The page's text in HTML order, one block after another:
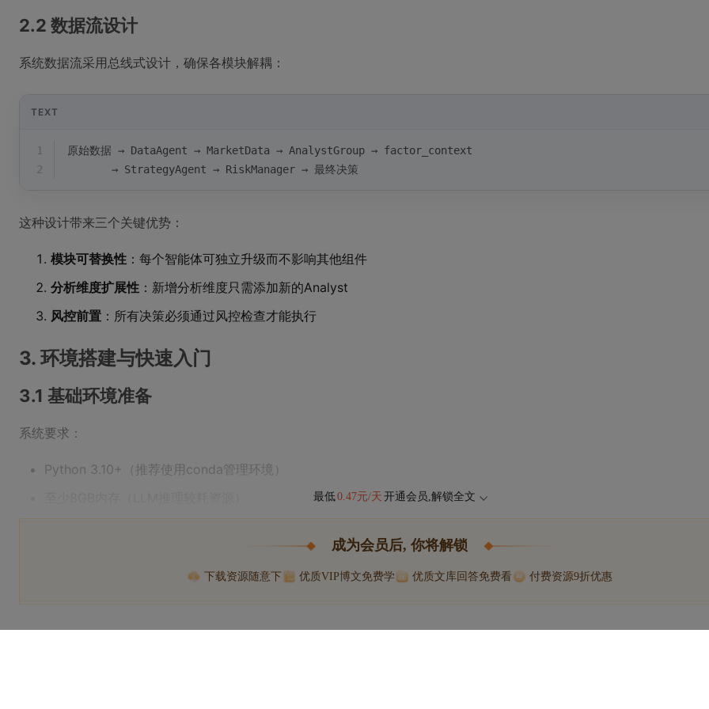
2.2 数据流设计
系统数据流采用总线式设计，确保各模块解耦：
TEXT
1
原始数据 → DataAgent → MarketData → AnalystGroup → factor_context
2
       → StrategyAgent → RiskManager → 最终决策
这种设计带来三个关键优势：
模块可替换性 ：每个智能体可独立升级而不影响其他组件
分析维度扩展性 ：新增分析维度只需添加新的Analyst
风控前置 ：所有决策必须通过风控检查才能执行
3. 环境搭建与快速入门
3.1 基础环境准备
系统要求：
Python 3.10+（推荐使用conda管理环境）
最低0.47元/天 开通会员,解锁全文
成为会员后, 你将解锁
下载资源随意下 优质VIP博文免费学 优质文库回答免费看 付费资源9折优惠